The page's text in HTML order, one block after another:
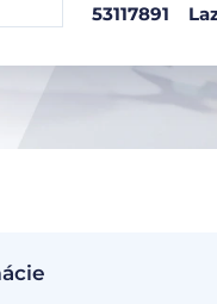
53117891